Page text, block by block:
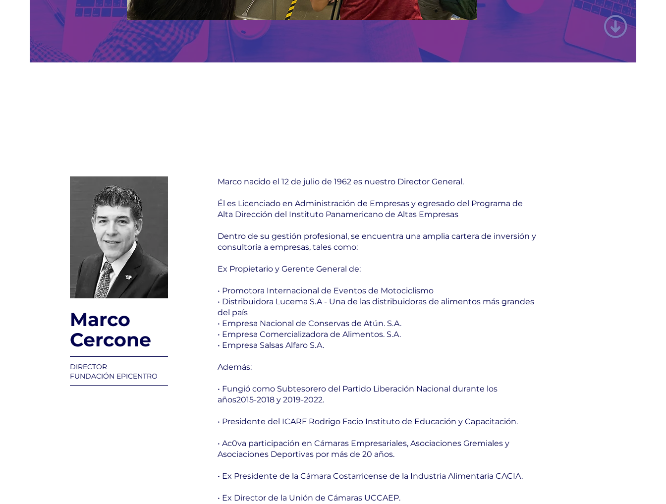
Marco
Cercone
DIRECTOR
FUNDACIÓN EPICENTRO
Marco nacido el 12 de julio de 1962 es nuestro Director General.
Él es Licenciado en Administración de Empresas y egresado del Programa de
Alta Dirección del Instituto Panamericano de Altas Empresas
Dentro de su gestión profesional, se encuentra una amplia cartera de inversión y
consultoría a empresas, tales como:
Ex Propietario y Gerente General de:
• Promotora Internacional de Eventos de Motociclismo
• Distribuidora Lucema S.A - Una de las distribuidoras de alimentos más grandes
del país
• Empresa Nacional de Conservas de Atún. S.A.
• Empresa Comercializadora de Alimentos. S.A.
• Empresa Salsas Alfaro S.A.
Además:
• Fungió como Subtesorero del Partido Liberación Nacional durante los
años2015-2018 y 2019-2022.
• Presidente del ICARF Rodrigo Facio Instituto de Educación y Capacitación.
• Ac0va participación en Cámaras Empresariales, Asociaciones Gremiales y
Asociaciones Deportivas por más de 20 años.
• Ex Presidente de la Cámara Costarricense de la Industria Alimentaria CACIA.
• Ex Director de la Unión de Cámaras UCCAEP.